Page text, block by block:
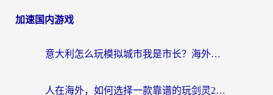
加速国内游戏
意大利怎么玩模拟城市我是市长？海外党国服游戏加速终极攻略（附三国3量子特攻解决办法）
人在海外，如何选择一款靠谱的玩剑灵2加速器？